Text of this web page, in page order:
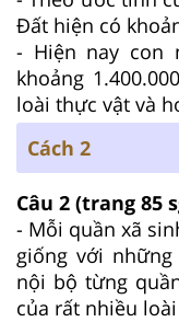
Đất hiện có
- Hiện nay con
khoảng
loài thực vật và
Cách 2
Câu 2 (trang 85
- Mỗi quần xã
giống với
nội bộ từng
của rất nhiều